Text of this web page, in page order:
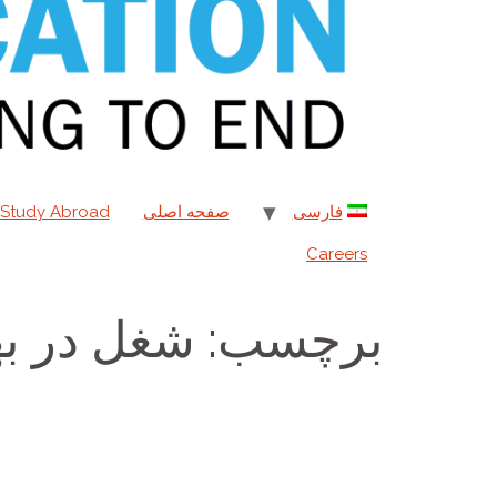
فارسی صفحه اصلی Study Abroad
Careers
برچسب: شغل در